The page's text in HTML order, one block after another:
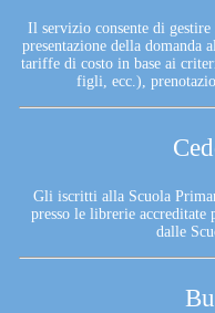
Il servizio consente di
presentazione della domanda
tariffe di costo in base ai
figli, ecc.),
Gli iscritti alla Scuola
presso le librerie accreditate
dalle